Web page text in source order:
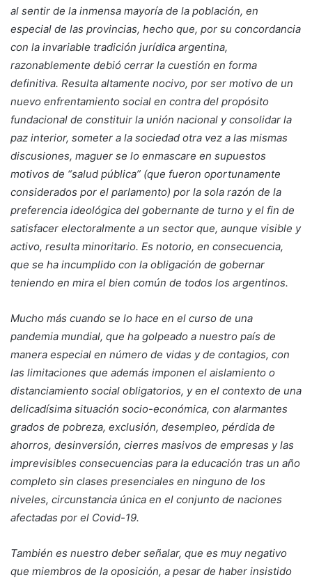
al sentir de la inmensa mayoría de la población, en
especial de las provincias, hecho que, por su concordancia
con la invariable tradición jurídica argentina,
razonablemente debió cerrar la cuestión en forma
definitiva. Resulta altamente nocivo, por ser motivo de un
nuevo enfrentamiento social en contra del propósito
fundacional de constituir la unión nacional y consolidar la
paz interior, someter a la sociedad otra vez a las mismas
discusiones, maguer se lo enmascare en supuestos
motivos de “salud pública” (que fueron oportunamente
considerados por el parlamento) por la sola razón de la
preferencia ideológica del gobernante de turno y el fin de
satisfacer electoralmente a un sector que, aunque visible y
activo, resulta minoritario. Es notorio, en consecuencia,
que se ha incumplido con la obligación de gobernar
teniendo en mira el bien común de todos los argentinos.
Mucho más cuando se lo hace en el curso de una
pandemia mundial, que ha golpeado a nuestro país de
manera especial en número de vidas y de contagios, con
las limitaciones que además imponen el aislamiento o
distanciamiento social obligatorios, y en el contexto de una
delicadísima situación socio-económica, con alarmantes
grados de pobreza, exclusión, desempleo, pérdida de
ahorros, desinversión, cierres masivos de empresas y las
imprevisibles consecuencias para la educación tras un año
completo sin clases presenciales en ninguno de los
niveles, circunstancia única en el conjunto de naciones
afectadas por el Covid-19.
También es nuestro deber señalar, que es muy negativo
que miembros de la oposición, a pesar de haber insistido